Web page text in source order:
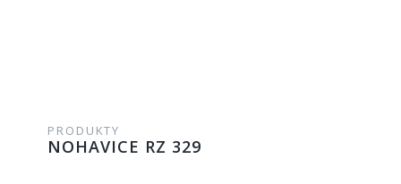
PRODUKTY
NOHAVICE RZ 329